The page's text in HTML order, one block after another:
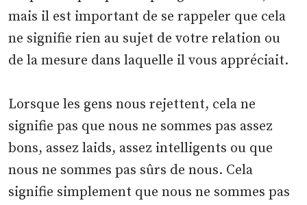
mais il est important de se rappeler que cela
ne signifie rien au sujet de votre relation ou
de la mesure dans laquelle il vous appréciait.
Lorsque les gens nous rejettent, cela ne
signifie pas que nous ne sommes pas assez
bons, assez laids, assez intelligents ou que
nous ne sommes pas sûrs de nous. Cela
signifie simplement que nous ne sommes pas